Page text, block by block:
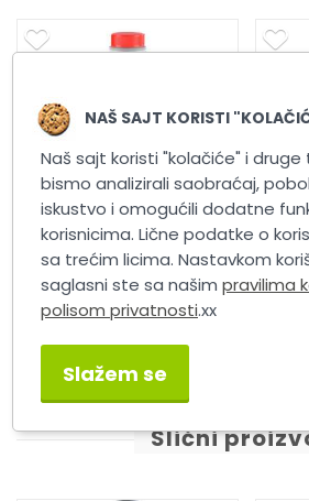
K2 Diesel Dictum 500ml K2
Slični
NAŠ SAJT KORISTI
Naš sajt koristi "kolačiće" i
bismo analizirali saobraćaj,
iskustvo i omogućili dodatne
korisnicima. Lične podatke o
sa trećim licima. Nastavkom
saglasni ste sa našimpravilima
polisom privatnosti.xx
Slažem se